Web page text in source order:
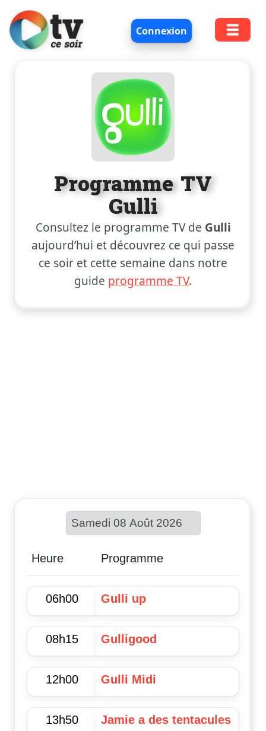
Connexion
Programme TV
Gulli
Consultez le programme TV de Gulli
aujourd’hui et découvrez ce qui passe
ce soir et cette semaine dans notre
guide programme TV.
Choisir une date :
Heure Programme
06h00 Gulli up
08h15 Gulligood
12h00 Gulli Midi
13h50 Jamie a des tentacules